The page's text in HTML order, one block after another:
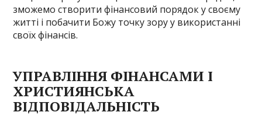
зможемо створити фінансовий порядок у своєму
житті і побачити Божу точку зору у використанні
своїх фінансів.
УПРАВЛІННЯ ФІНАНСАМИ І
ХРИСТИЯНСЬКА
ВІДПОВІДАЛЬНІСТЬ